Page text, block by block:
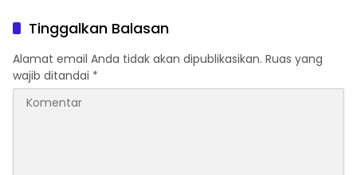
Tinggalkan Balasan
Alamat email Anda tidak akan dipublikasikan. Ruas yang
wajib ditandai *